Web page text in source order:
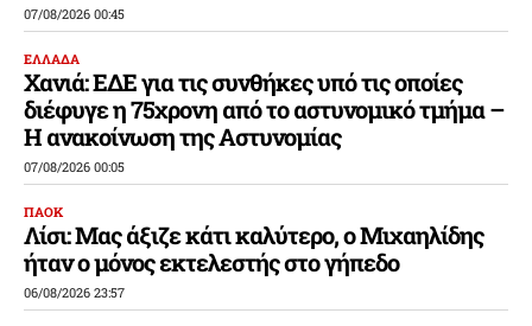
07/08/2026 00:45
ΕΛΛΑΔΑ
Χανιά: ΕΔΕ για τις συνθήκες υπό τις οποίες
διέφυγε η 75χρονη από το αστυνομικό τμήμα –
Η ανακοίνωση της Αστυνομίας
07/08/2026 00:05
ΠΑΟΚ
Λίσι: Μας άξιζε κάτι καλύτερο, ο Μιχαηλίδης
ήταν ο μόνος εκτελεστής στο γήπεδο
06/08/2026 23:57